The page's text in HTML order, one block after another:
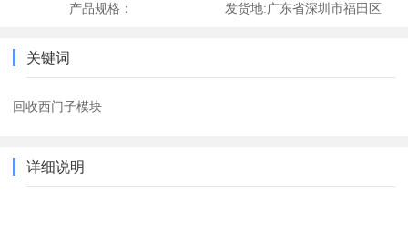
产品规格： 发货地:广东省深圳市福田区
关键词
回收西门子模块
详细说明